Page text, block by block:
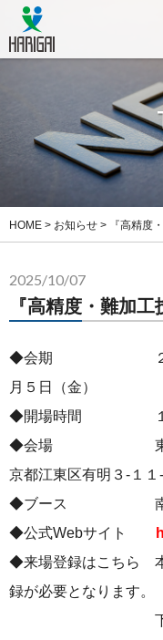
HOME > お知らせ > 『高精度
2025/10/07
『高精度・難加
◆会期 ２０２５
月５日（金）
◆開場時間 １０
◆会場 東京ビ
京都江東区有明３-１１-
◆ブース 南３ホ
◆公式Webサイト
◆来場登録はこちら
録が必要となります。
下記URL「入